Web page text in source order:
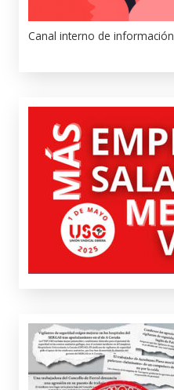
Canal interno de información